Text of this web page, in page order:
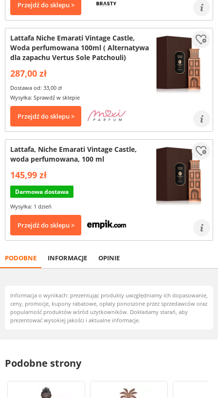
Przejdź do sklepu >
Lattafa Niche Emarati Vintage Castle,
Woda perfumowana 100ml ( Alternatywa
dla zapachu Vertus Sole Patchouli)
287,00 zł
Dostawa od: 33,00 zł
Wysyłka: Sprawdź w sklepie
Przejdź do sklepu >
Lattafa, Niche Emarati Vintage Castle,
woda perfumowana, 100 ml
145,99 zł
Darmowa dostawa
Wysyłka: 1 dzień
Przejdź do sklepu >
PODOBNE INFORMACJE OPINIE
Informacja o wynikach: prezentując produkty uwzględniamy ich dopasowanie,
ceny, promocje, kupony rabatowe, opłaty ponoszone przez sprzedawców oraz
popularność produktów wśród użytkowników. Dokładamy starań, aby
prezentować wysokiej jakości i aktualne informacje.
Podobne strony